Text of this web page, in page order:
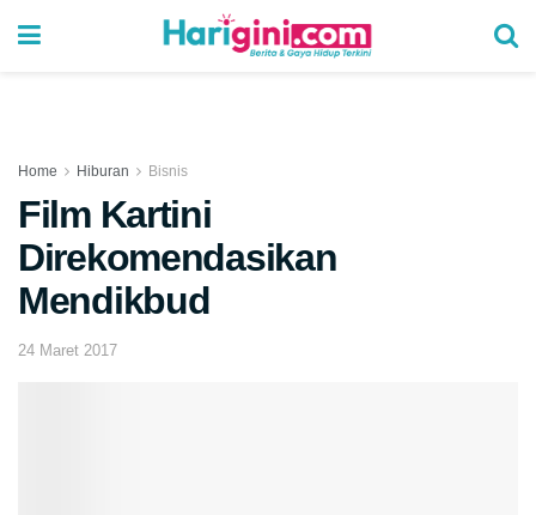
Home Hiburan Bisnis
Film Kartini
Direkomendasikan
Mendikbud
24 Maret 2017